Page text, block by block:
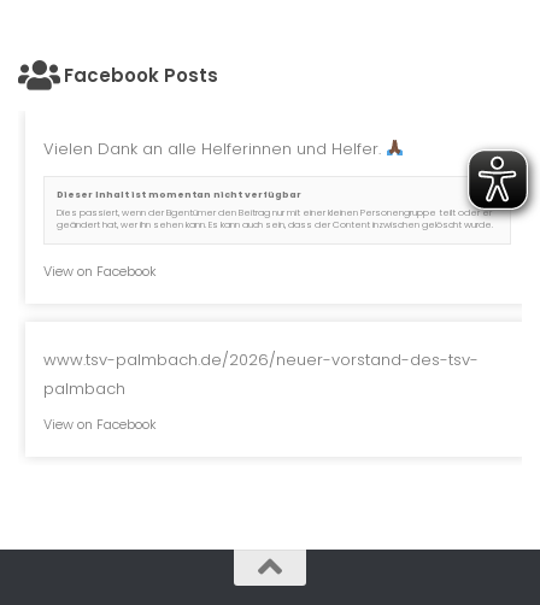
Facebook Posts
Vielen Dank an alle Helferinnen und Helfer.
Dieser Inhalt ist momentan nicht verfügbar
Dies passiert, wenn der Eigentümer den Beitrag nur mit einer kleinen Personengruppe teilt oder er
geändert hat, wer ihn sehen kann. Es kann auch sein, dass der Content inzwischen gelöscht wurde.
View on Facebook
www.tsv-palmbach.de/2026/neuer-vorstand-des-tsv-
palmbach
View on Facebook